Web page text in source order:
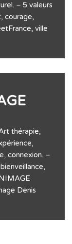
– 5 valeurs
courage,
ville
thérapie,
connexion. –
Denis